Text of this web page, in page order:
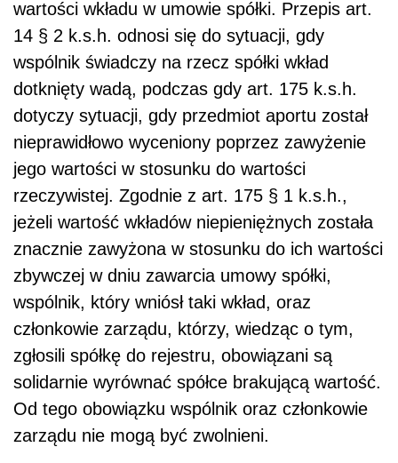
wartości wkładu w umowie spółki. Przepis art.
14 § 2 k.s.h. odnosi się do sytuacji, gdy
wspólnik świadczy na rzecz spółki wkład
dotknięty wadą, podczas gdy art. 175 k.s.h.
dotyczy sytuacji, gdy przedmiot aportu został
nieprawidłowo wyceniony poprzez zawyżenie
jego wartości w stosunku do wartości
rzeczywistej. Zgodnie z art. 175 § 1 k.s.h.,
jeżeli wartość wkładów niepieniężnych została
znacznie zawyżona w stosunku do ich wartości
zbywczej w dniu zawarcia umowy spółki,
wspólnik, który wniósł taki wkład, oraz
członkowie zarządu, którzy, wiedząc o tym,
zgłosili spółkę do rejestru, obowiązani są
solidarnie wyrównać spółce brakującą wartość.
Od tego obowiązku wspólnik oraz członkowie
zarządu nie mogą być zwolnieni.